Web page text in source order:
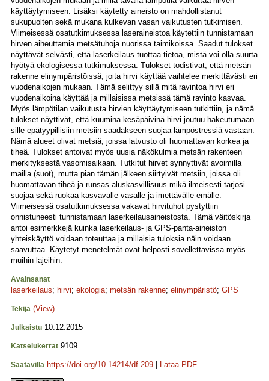
käyttäytymiseen. Lisäksi käytetty aineisto on mahdollistanut
sukupuolten sekä mukana kulkevan vasan vaikutusten tutkimisen.
Viimeisessä osatutkimuksessa laseraineistoa käytettiin tunnistamaan
hirven aiheuttamia metsätuhoja nuorissa taimikoissa. Saadut tulokset
näyttävät selvästi, että laserkeilaus tuottaa tietoa, mistä voi olla suurta
hyötyä ekologisessa tutkimuksessa. Tulokset todistivat, että metsän
rakenne elinympäristöissä, joita hirvi käyttää vaihtelee merkittävästi eri
vuodenaikojen mukaan. Tämä selittyy sillä mitä ravintoa hirvi eri
vuodenaikoina käyttää ja millaisissa metsissä tämä ravinto kasvaa.
Myös lämpötilan vaikutusta hirvien käyttäytymiseen tutkittiin, ja nämä
tulokset näyttivät, että kuumina kesäpäivinä hirvi joutuu hakeutumaan
sille epätyypillisiin metsiin saadakseen suojaa lämpöstressiä vastaan.
Nämä alueet olivat metsiä, joissa latvusto oli huomattavan korkea ja
tiheä. Tulokset antoivat myös uusia näkökulmia metsän rakenteen
merkityksestä vasomisaikaan. Tutkitut hirvet synnyttivät avoimilla
mailla (suot), mutta pian tämän jälkeen siirtyivät metsiin, joissa oli
huomattavan tiheä ja runsas aluskasvillisuus mikä ilmeisesti tarjosi
suojaa sekä ruokaa kasvavalle vasalle ja imettävälle emälle.
Viimeisessä osatutkimuksessa vakavat hirvituhot pystyttiin
onnistuneesti tunnistamaan laserkeilausaineistosta. Tämä väitöskirja
antoi esimerkkejä kuinka laserkeilaus- ja GPS-panta-aineiston
yhteiskäyttö voidaan toteuttaa ja millaisia tuloksia näin voidaan
saavuttaa. Käytetyt menetelmät ovat helposti sovellettavissa myös
muihin lajeihin.
Avainsanat
laserkeilaus; hirvi; ekologia; metsän rakenne; elinympäristö; GPS
Tekijä (View)
Julkaistu 10.12.2015
Katselukerrat 9109
Saatavilla https://doi.org/10.14214/df.209 Lataa PDF